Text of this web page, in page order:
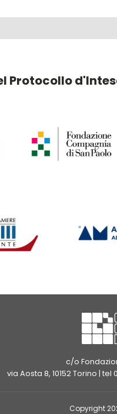
Protocollo
c/o
via Aosta 8, 10152 Torino | tel
Copyright